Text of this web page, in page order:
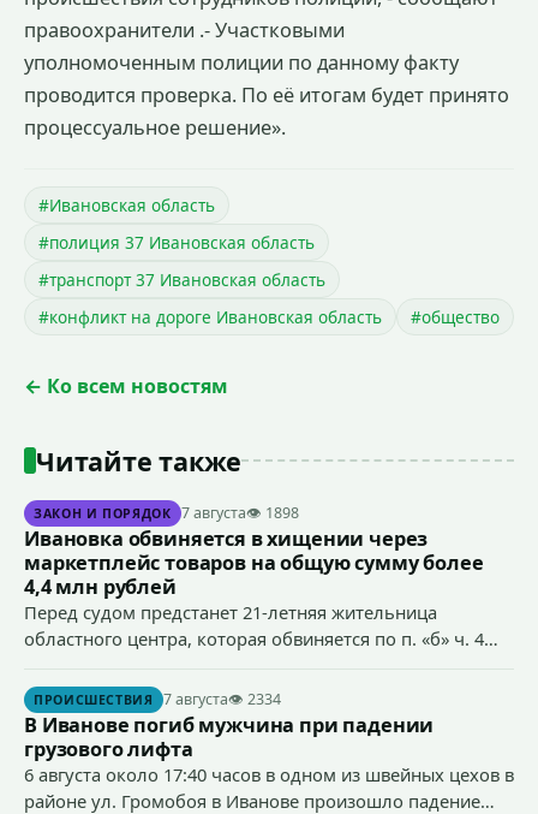
правоохранители .- Участковыми
уполномоченным полиции по данному факту
проводится проверка. По её итогам будет принято
процессуальное решение».
#Ивановская область
#полиция 37 Ивановская область
#транспорт 37 Ивановская область
#конфликт на дороге Ивановская область
#общество
← Ко всем новостям
Читайте также
ЗАКОН И ПОРЯДОК 7 августа👁 1898
Ивановка обвиняется в хищении через
маркетплейс товаров на общую сумму более
4,4 млн рублей
Перед судом предстанет 21-летняя жительница
областного центра, которая обвиняется по п. «б» ч. 4
сумму более 4,4 млн рублей через маркетплейс.
ПРОИСШЕСТВИЯ 7 августа👁 2334
В Иванове погиб мужчина при падении
грузового лифта
6 августа около 17:40 часов в одном из швейных цехов в
районе ул. Громобоя в Иванове произошло падение